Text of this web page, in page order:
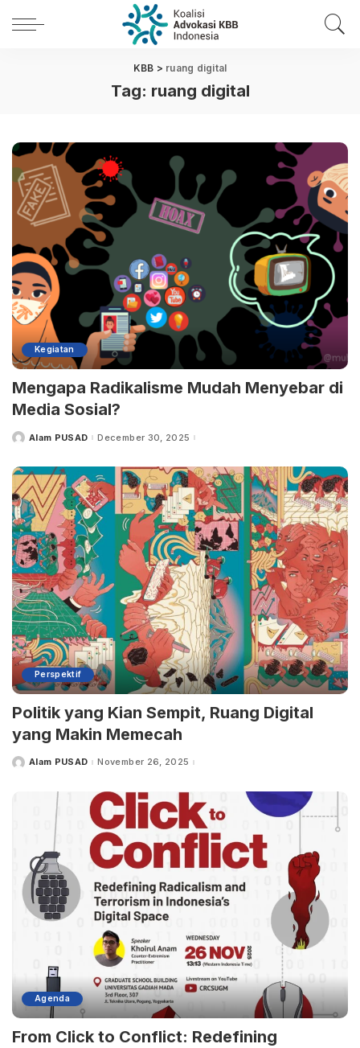
KBB > ruang digital
Tag: ruang digital
Kegiatan
Mengapa Radikalisme Mudah Menyebar di
Media Sosial?
PostedAlam PUSAD December 30, 2025
Perspektif
Politik yang Kian Sempit, Ruang Digital
yang Makin Memecah
PostedAlam PUSAD November 26, 2025
Agenda
From Click to Conflict: Redefining